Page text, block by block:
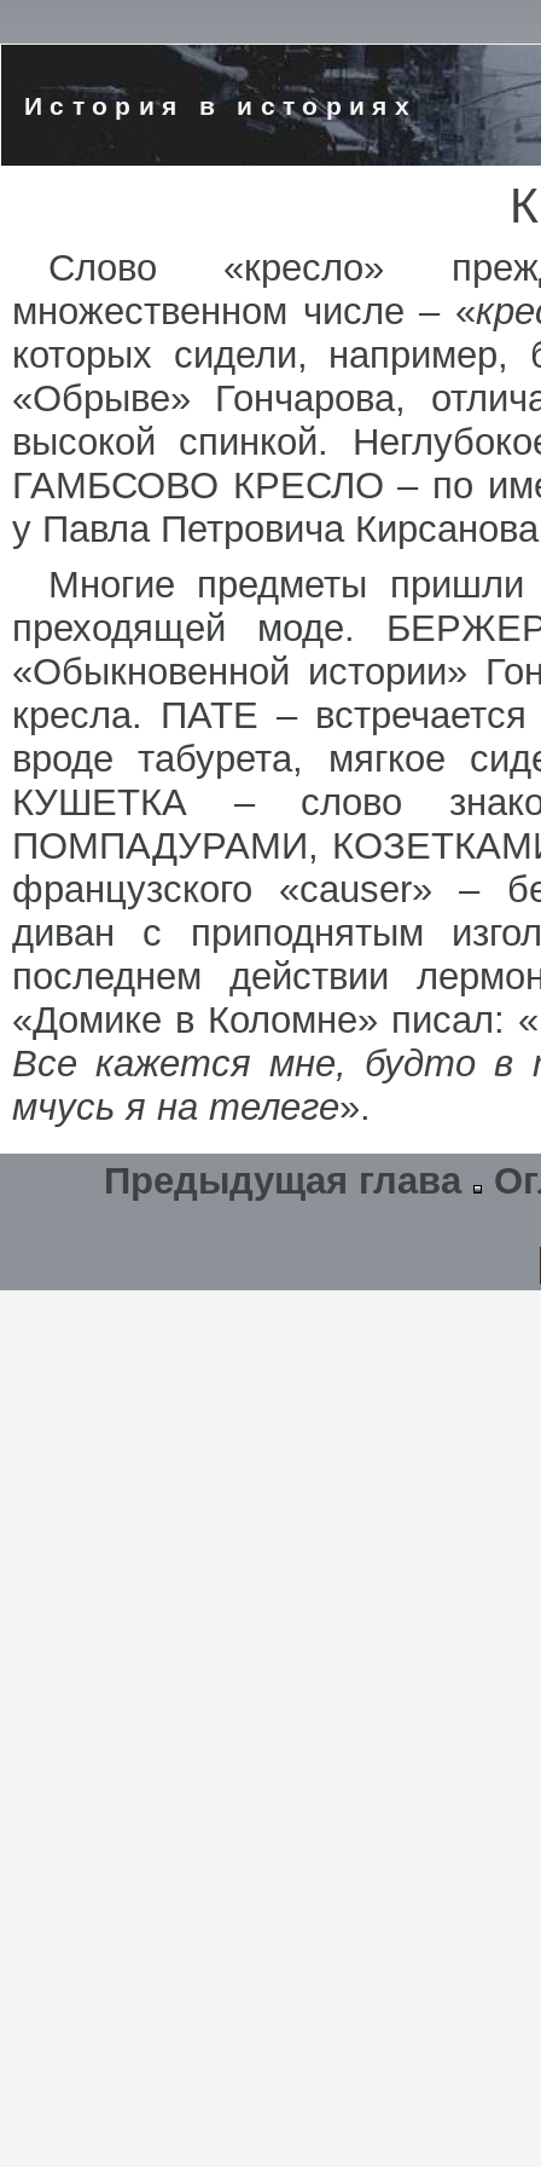
История в историях
Слово «кресло»
множественном числе – «
которых сидели, например,
«Обрыве» Гончарова,
высокой спинкой.
ГАМБСОВО КРЕСЛО – по
у Павла Петровича
Многие предметы
преходящей моде.
«Обыкновенной истории»
кресла. ПАТЕ –
вроде табурета, мягкое
КУШЕТКА – слово
ПОМПАДУРАМИ, КОЗЕТКАМИ
французского «causer» –
диван с приподнятым
последнем действии
«Домике в Коломне» писал: «
Все кажется мне, будто в
мчусь я на телеге».
Предыдущая глава